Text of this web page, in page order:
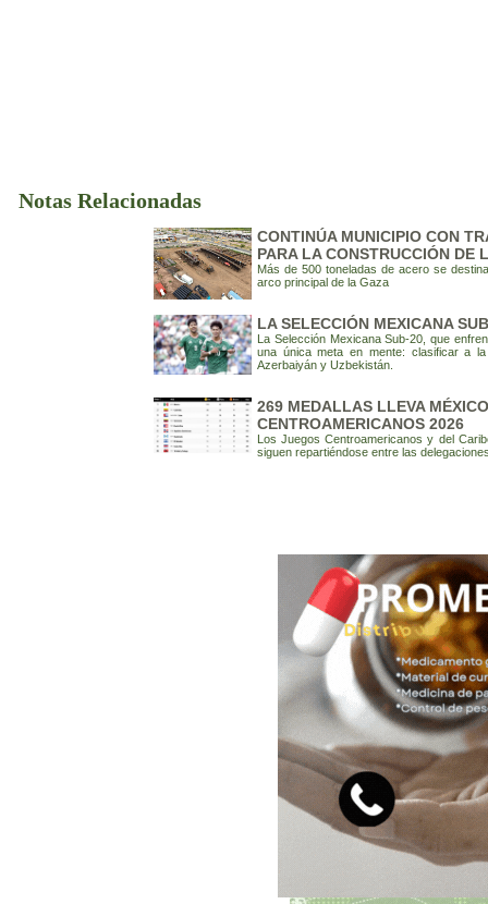
Notas Relacionadas
CONTINÚA MUNICIPIO CON
PARA LA CONSTRUCCIÓN DE
Más de 500 toneladas de acero se
arco principal de la Gaza
LA SELECCIÓN MEXICANA
La Selección Mexicana Sub-20, que
una única meta en mente: clasificar a
Azerbaiyán y Uzbekistán.
269 MEDALLAS LLEVA
CENTROAMERICANOS 2026
Los Juegos Centroamericanos y del
siguen repartiéndose entre las